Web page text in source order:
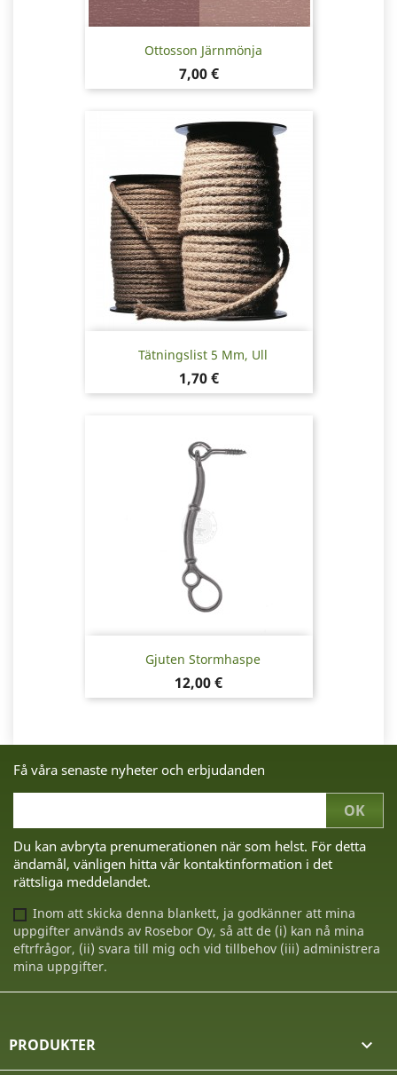
Ottosson Järnmönja
Pris
7,00 €
Tätningslist 5 Mm, Ull
Pris
1,70 €
Gjuten Stormhaspe
Pris
12,00 €
Få våra senaste nyheter och erbjudanden
Du kan avbryta prenumerationen när som helst. För detta
ändamål, vänligen hitta vår kontaktinformation i det
rättsliga meddelandet.
Inom att skicka denna blankett, ja godkänner att mina
uppgifter används av Rosebor Oy, så att de (i) kan nå mina
eftrfrågor, (ii) svara till mig och vid tillbehov (iii) administrera
mina uppgifter.
PRODUKTER 